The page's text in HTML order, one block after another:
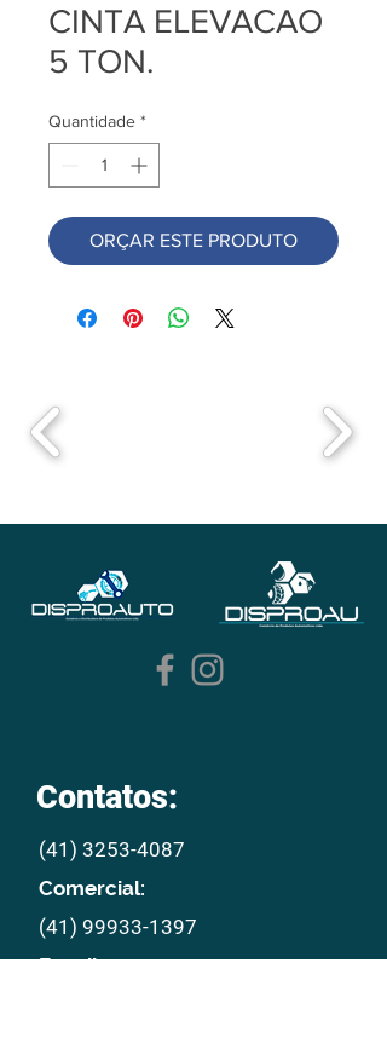
CINTA ELEVACAO
5 TON.
Quantidade *
ORÇAR ESTE PRODUTO
Contatos:
(41) 3253-4087
Comercial:
(41) 99933-1397
E mail: